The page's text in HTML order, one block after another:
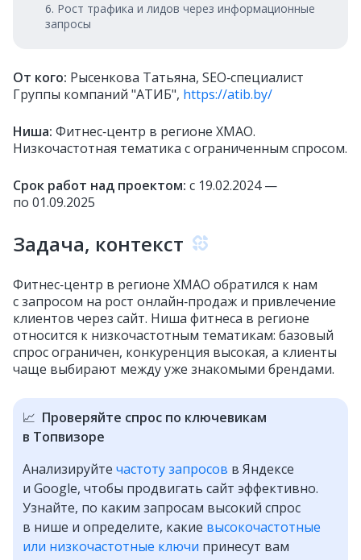
6. Рост трафика и лидов через информационные
запросы
От кого: Рысенкова Татьяна, SEO‑специалист
Группы компаний "АТИБ", https://atib.by/
Ниша: Фитнес‑центр в регионе ХМАО.
Низкочастотная тематика с ограниченным спросом.
Срок работ над проектом: с 19.02.2024 —
по 01.09.2025
Задача, контекст
Фитнес‑центр в регионе ХМАО обратился к нам
с запросом на рост онлайн‑продаж и привлечение
клиентов через сайт. Ниша фитнеса в регионе
относится к низкочастотным тематикам: базовый
спрос ограничен, конкуренция высокая, а клиенты
чаще выбирают между уже знакомыми брендами.
📈 Проверяйте спрос по ключевикам
в Топвизоре
Анализируйте частоту запросов в Яндексе
и Google, чтобы продвигать сайт эффективно.
Узнайте, по каким запросам высокий спрос
в нише и определите, какие высокочастотные
или низкочастотные ключи принесут вам